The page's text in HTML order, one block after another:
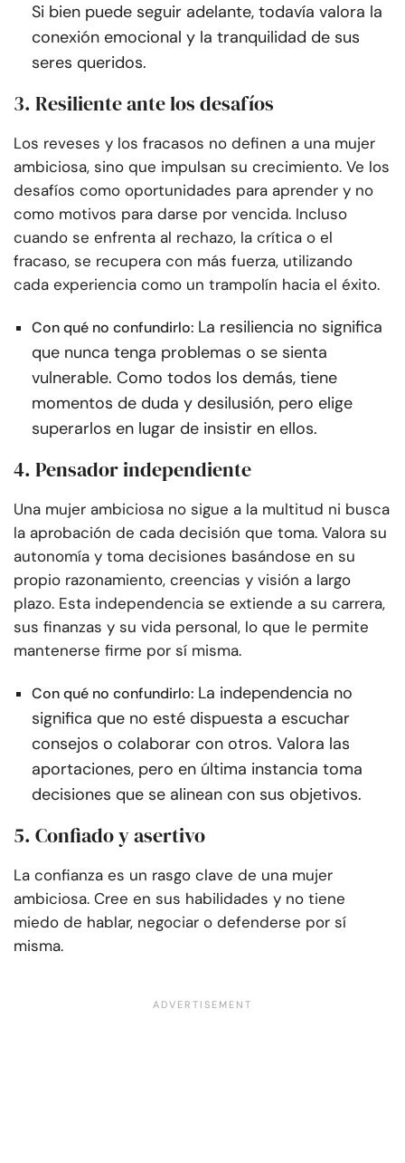
Si bien puede seguir adelante, todavía valora la
conexión emocional y la tranquilidad de sus
seres queridos.
3. Resiliente ante los desafíos
Los reveses y los fracasos no definen a una mujer
ambiciosa, sino que impulsan su crecimiento. Ve los
desafíos como oportunidades para aprender y no
como motivos para darse por vencida. Incluso
cuando se enfrenta al rechazo, la crítica o el
fracaso, se recupera con más fuerza, utilizando
cada experiencia como un trampolín hacia el éxito.
Con qué no confundirlo: La resiliencia no significa
que nunca tenga problemas o se sienta
vulnerable. Como todos los demás, tiene
momentos de duda y desilusión, pero elige
superarlos en lugar de insistir en ellos.
4. Pensador independiente
Una mujer ambiciosa no sigue a la multitud ni busca
la aprobación de cada decisión que toma. Valora su
autonomía y toma decisiones basándose en su
propio razonamiento, creencias y visión a largo
plazo. Esta independencia se extiende a su carrera,
sus finanzas y su vida personal, lo que le permite
mantenerse firme por sí misma.
Con qué no confundirlo: La independencia no
significa que no esté dispuesta a escuchar
consejos o colaborar con otros. Valora las
aportaciones, pero en última instancia toma
decisiones que se alinean con sus objetivos.
5. Confiado y asertivo
La confianza es un rasgo clave de una mujer
ambiciosa. Cree en sus habilidades y no tiene
miedo de hablar, negociar o defenderse por sí
misma.